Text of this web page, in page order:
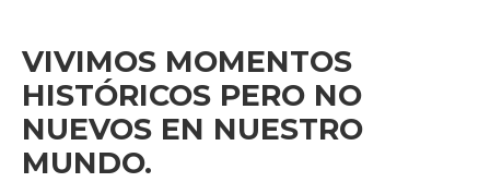
VIVIMOS MOMENTOS
HISTÓRICOS PERO NO
NUEVOS EN NUESTRO
MUNDO.